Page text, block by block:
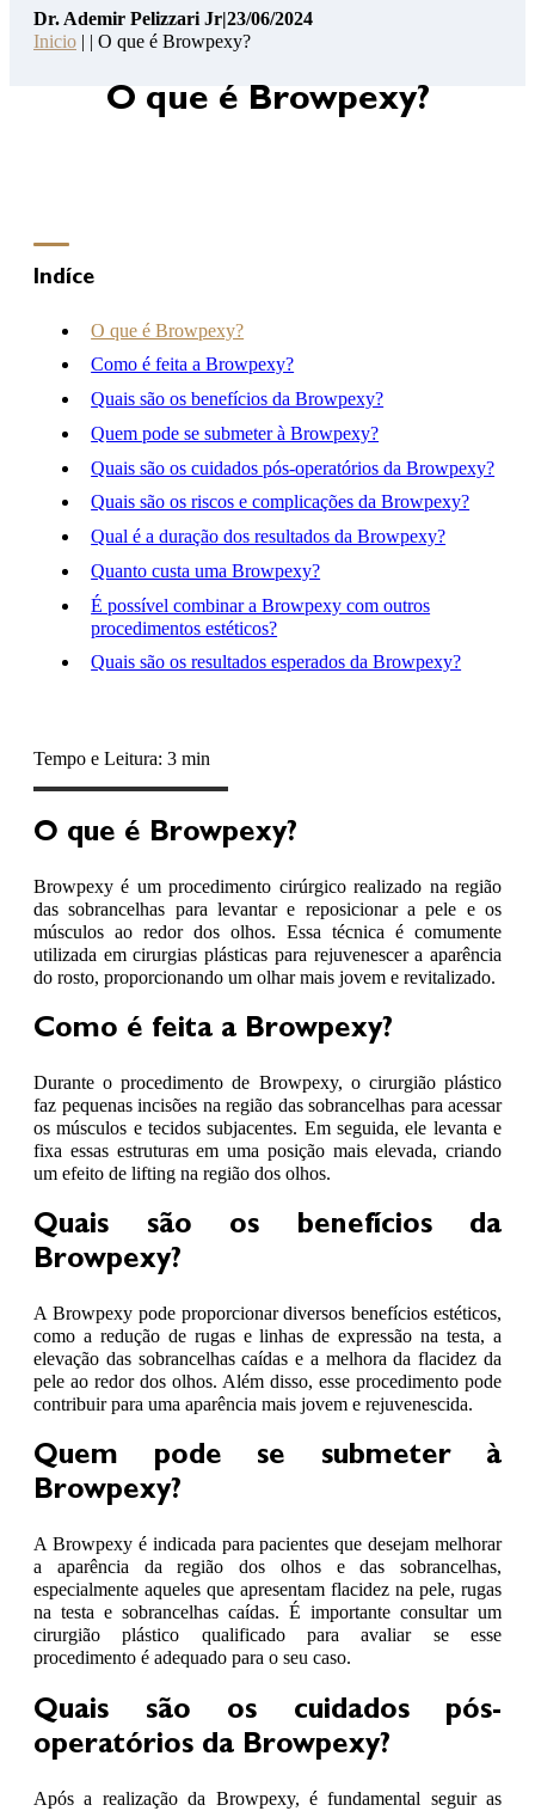
Pelizzari
Online
Clínica
Hospital
(46) 3262-2727
atendimento@drademirpelizzarijr.com.br
Dr. Ademir Pelizzari Jr|23/06/2024
Inicio | | O que é Browpexy?
O que é Browpexy?
Indíce
O que é Browpexy?
Como é feita a Browpexy?
Quais são os benefícios da Browpexy?
Quem pode se submeter à Browpexy?
Quais são os cuidados pós-operatórios da Browpexy?
Quais são os riscos e complicações da Browpexy?
Qual é a duração dos resultados da Browpexy?
Quanto custa uma Browpexy?
É possível combinar a Browpexy com outros
procedimentos estéticos?
Quais são os resultados esperados da Browpexy?
Tempo e Leitura: 3 min
O que é Browpexy?
Browpexy é um procedimento cirúrgico realizado na região
das sobrancelhas para levantar e reposicionar a pele e os
músculos ao redor dos olhos. Essa técnica é comumente
utilizada em cirurgias plásticas para rejuvenescer a aparência
do rosto, proporcionando um olhar mais jovem e revitalizado.
Como é feita a Browpexy?
Durante o procedimento de Browpexy, o cirurgião plástico
faz pequenas incisões na região das sobrancelhas para acessar
os músculos e tecidos subjacentes. Em seguida, ele levanta e
fixa essas estruturas em uma posição mais elevada, criando
um efeito de lifting na região dos olhos.
Quais são os benefícios da
Browpexy?
A Browpexy pode proporcionar diversos benefícios estéticos,
como a redução de rugas e linhas de expressão na testa, a
elevação das sobrancelhas caídas e a melhora da flacidez da
pele ao redor dos olhos. Além disso, esse procedimento pode
contribuir para uma aparência mais jovem e rejuvenescida.
Quem pode se submeter à
Browpexy?
A Browpexy é indicada para pacientes que desejam melhorar
a aparência da região dos olhos e das sobrancelhas,
especialmente aqueles que apresentam flacidez na pele, rugas
na testa e sobrancelhas caídas. É importante consultar um
cirurgião plástico qualificado para avaliar se esse
procedimento é adequado para o seu caso.
Quais são os cuidados pós-
operatórios da Browpexy?
Após a realização da Browpexy, é fundamental seguir as